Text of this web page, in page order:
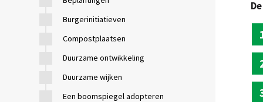
Burgerinitiatieven
Compostplaatsen
Duurzame ontwikkeling
Duurzame wijken
Een boomspiegel adopteren